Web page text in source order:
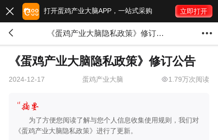
 打开蛋鸡产业大脑APP，一站式采购 立即打开
 《蛋鸡产业大脑隐私政策》修订公告 
《蛋鸡产业大脑隐私政策》修订公告
2024-12-17 蛋鸡产业大脑 1.79万次阅读
为了方便您阅读了解与您个人信息收集使用规则，我们对
《蛋鸡产业大脑隐私政策》进行了更新。